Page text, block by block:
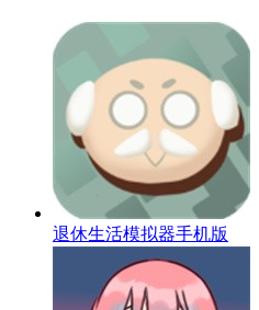
退休生活模拟器手机版